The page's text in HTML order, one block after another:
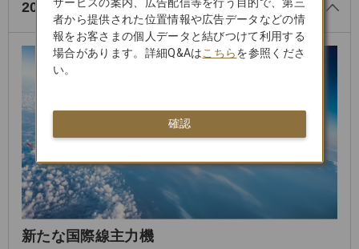
2024年導入の航空機と当時の出来事
新たな国際線主力機
者から提供された位置情報や広告データなどの情
報をお客さまの個人データと結びつけて利用する
場合があります。詳細Q&Aはこちらを参照くださ
い。
確認